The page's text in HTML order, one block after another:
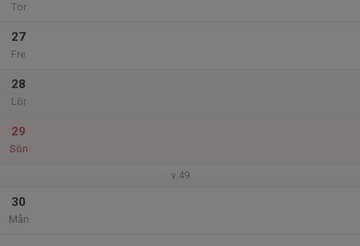
Tor
27
Fre
28
Lör
29
Sön
v.49
30
Mån